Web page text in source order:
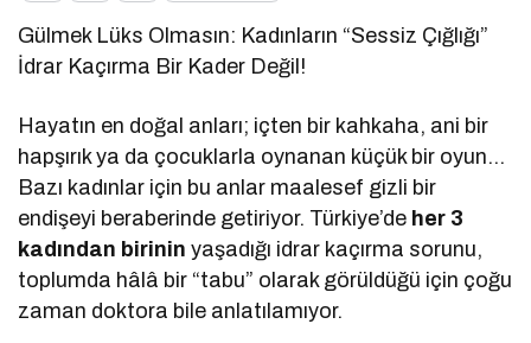
Gülmek Lüks Olmasın: Kadınların “Sessiz Çığlığı”
İdrar Kaçırma Bir Kader Değil!
Hayatın en doğal anları; içten bir kahkaha, ani bir
hapşırık ya da çocuklarla oynanan küçük bir oyun…
Bazı kadınlar için bu anlar maalesef gizli bir
endişeyi beraberinde getiriyor. Türkiye’de her 3
kadından birinin yaşadığı idrar kaçırma sorunu,
toplumda hâlâ bir “tabu” olarak görüldüğü için çoğu
zaman doktora bile anlatılamıyor.